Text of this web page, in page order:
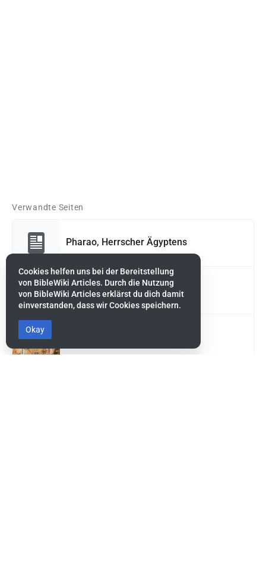
Verwandte Seiten
Pharao, Herrscher Ägyptens
Mose, Führer von Israel
Cookies helfen uns bei der Bereitstellung
von BibleWiki Articles. Durch die Nutzung
von BibleWiki Articles erklärst du dich damit
einverstanden, dass wir Cookies speichern.
Okay